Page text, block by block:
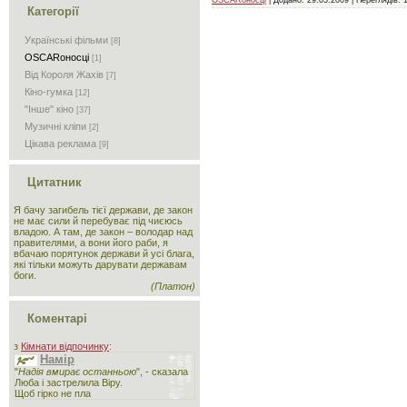
Категорії
Українські фільми [8]
OSCARоносці [1]
Від Короля Жахів [7]
Кіно-гумка [12]
"Інше" кіно [37]
Музичні кліпи [2]
Цікава реклама [9]
Цитатник
Я бачу загибель тієї держави, де закон
не має сили й перебуває під чиєюсь
владою. А там, де закон – володар над
правителями, а вони його раби, я
вбачаю порятунок держави й усі блага,
які тільки можуть дарувати державам
боги.
(Платон)
Коментарі
з Кімнати відпочинку:
Намір
"Надія вмирає останньою", - сказала
Люба і застрелила Віру.
Щоб гірко не пла